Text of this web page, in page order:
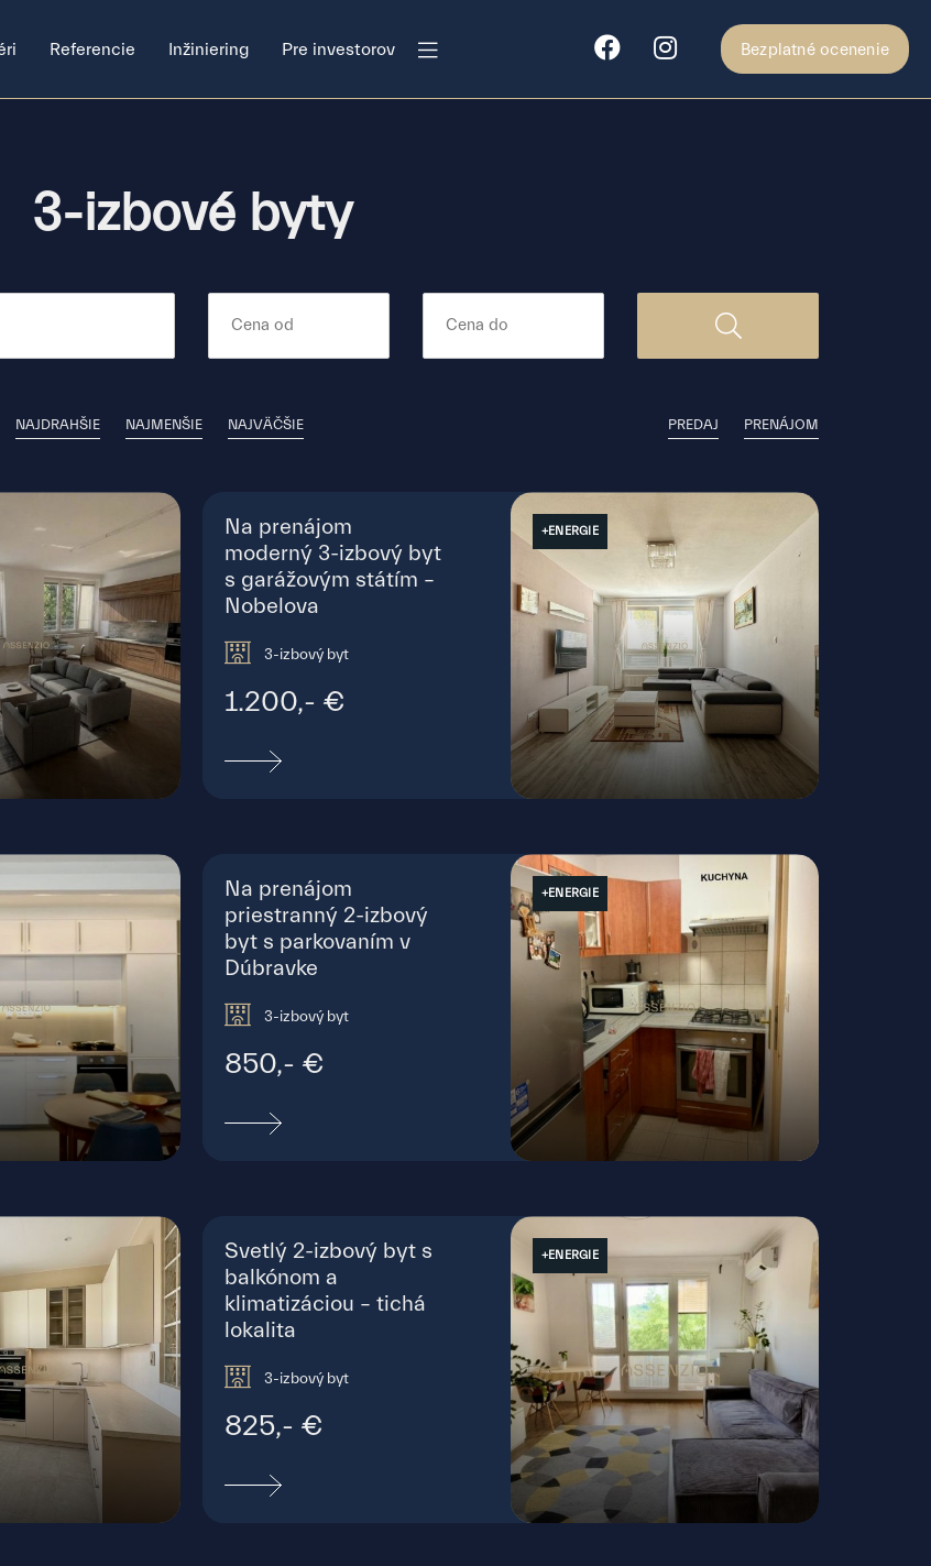
Referencie Inžiniering Pre investorov Bezplatné ocenenie
3-izbové byty
NAJDRAHŠIE NAJMENŠIE NAJVÄČŠIE PREDAJ PRENÁJOM
Bratislava - Staré Mesto
Na prenájom
moderný 3-izbový byt
s garážovým státím –
Nobelova
3-izbový byt
1.200,- €
+ENERGIE
Nobelova, Bratislava - Nové Mesto
- Nové Mesto
Na prenájom
priestranný 2-izbový
byt s parkovaním v
Dúbravke
3-izbový byt
850,- €
+ENERGIE
Jadranská, Bratislava - Dúbravka
Svetlý 2-izbový byt s
balkónom a
klimatizáciou – tichá
lokalita
3-izbový byt
825,- €
+ENERGIE